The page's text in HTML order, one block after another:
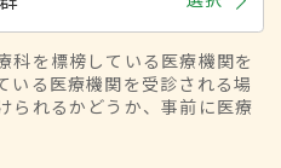
を標榜している医療機関を
いる医療機関を受診される場
られるかどうか、事前に医療